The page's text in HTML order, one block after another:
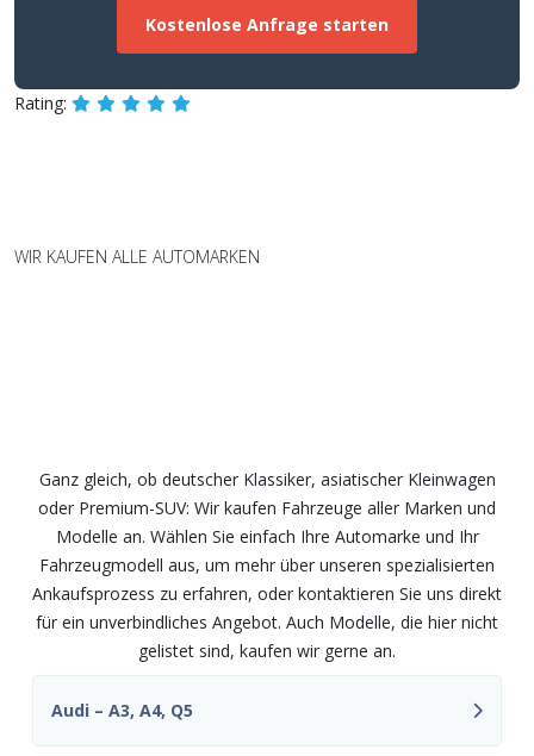
Kostenlose Anfrage starten
Rating:
WIR KAUFEN ALLE AUTOMARKEN
Ganz gleich, ob deutscher Klassiker, asiatischer Kleinwagen
oder Premium-SUV: Wir kaufen Fahrzeuge aller Marken und
Modelle an. Wählen Sie einfach Ihre Automarke und Ihr
Fahrzeugmodell aus, um mehr über unseren spezialisierten
Ankaufsprozess zu erfahren, oder kontaktieren Sie uns direkt
für ein unverbindliches Angebot. Auch Modelle, die hier nicht
gelistet sind, kaufen wir gerne an.
Audi – A3, A4, Q5